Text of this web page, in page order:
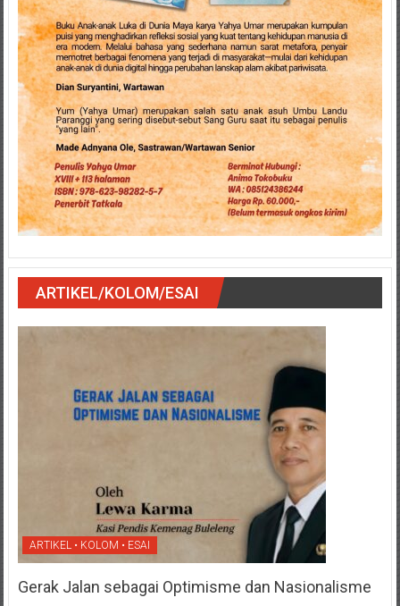
ARTIKEL/KOLOM/ESAI
ARTIKEL • KOLOM • ESAI
Gerak Jalan sebagai Optimisme dan Nasionalisme